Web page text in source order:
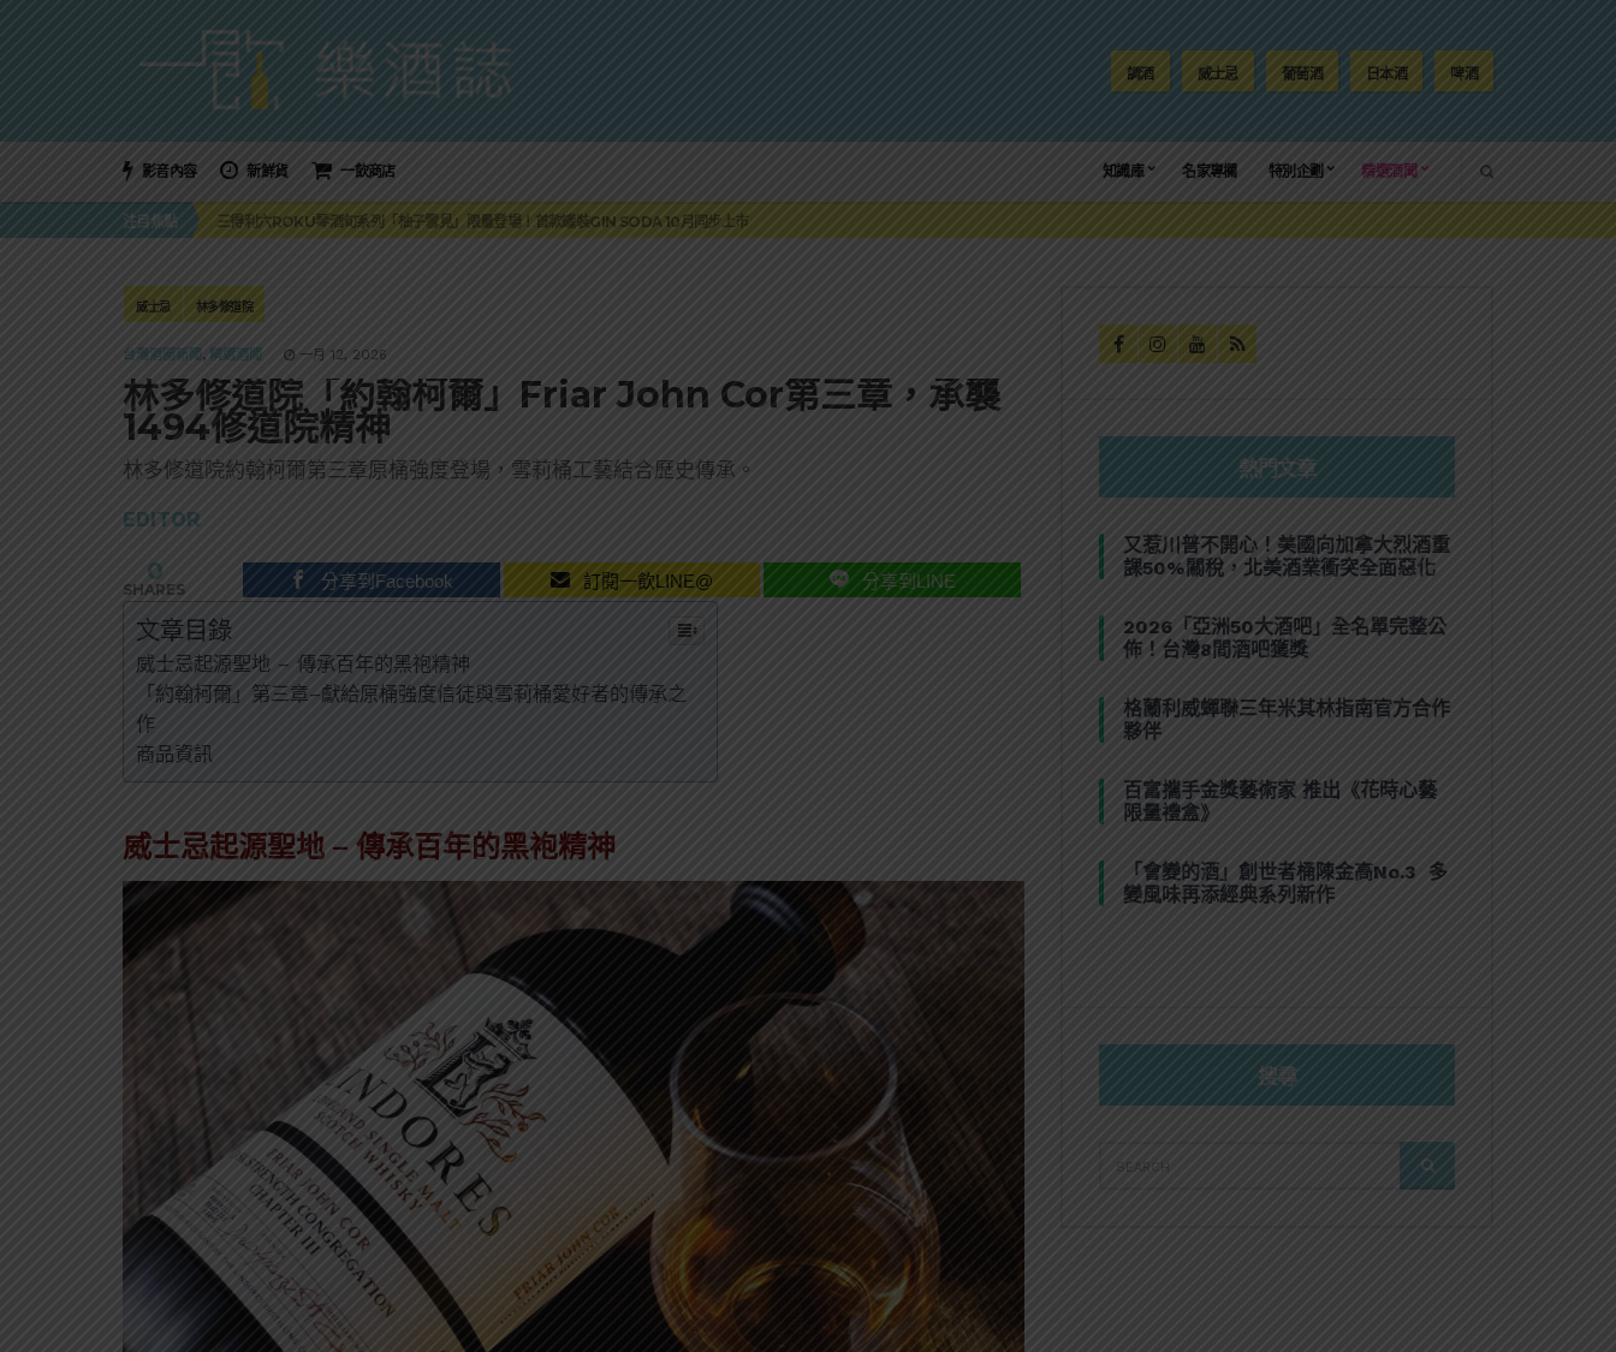
調酒 威士忌 葡萄酒 日本酒 啤酒
影音內容 新鮮貨 一飲商店 知識庫 名家專欄 特別企劃 精選酒聞
注目焦點
萬眾敲碗如期回歸！SUNMAI金色三麥3度攜手花蓮瓜農品牌「阿強西瓜」
三得利六ROKU琴酒旬系列「柚子雪見」限量登場！首款罐裝GIN SODA 10月同步上市
美國正式恢復蘇格蘭威士忌零關稅！烈酒產業再次迎來重磅利多
ABSOLUT 攜手 TABASCO® 重磅跨界，辣味伏特加7月強勢登台一口重擊味蕾
萬眾敲碗如期回歸！SUNMAI金色三麥3度攜手花蓮瓜農品牌「阿強西瓜」
三得利六ROKU琴酒旬系列「柚子雪見」限量登場！首款罐裝GIN SODA 10月同步上市
威士忌 林多修道院
台灣酒圈新聞 , 精選酒聞 一月 12, 2026
林多修道院「約翰柯爾」Friar John Cor第三章，承襲
1494修道院精神
林多修道院約翰柯爾第三章原桶強度登場，雪莉桶工藝結合歷史傳承。
EDITOR
0
SHARES 分享到Facebook 訂閱一飲LINE@ 分享到LINE
文章目錄
威士忌起源聖地 – 傳承百年的黑袍精神
「約翰柯爾」第三章–獻給原桶強度信徒與雪莉桶愛好者的傳承之
作
商品資訊
威士忌起源聖地 – 傳承百年的黑袍精神
熱門文章
又惹川普不開心！美國向加拿大烈酒重
課50%關稅，北美酒業衝突全面惡化
2026「亞洲50大酒吧」全名單完整公
佈！台灣8間酒吧獲獎
格蘭利威蟬聯三年米其林指南官方合作
夥伴
百富攜手金獎藝術家 推出《花時心藝
限量禮盒》
「會變的酒」創世者桶陳金高No.3 多
變風味再添經典系列新作
搜尋
FOR:
SEARCH